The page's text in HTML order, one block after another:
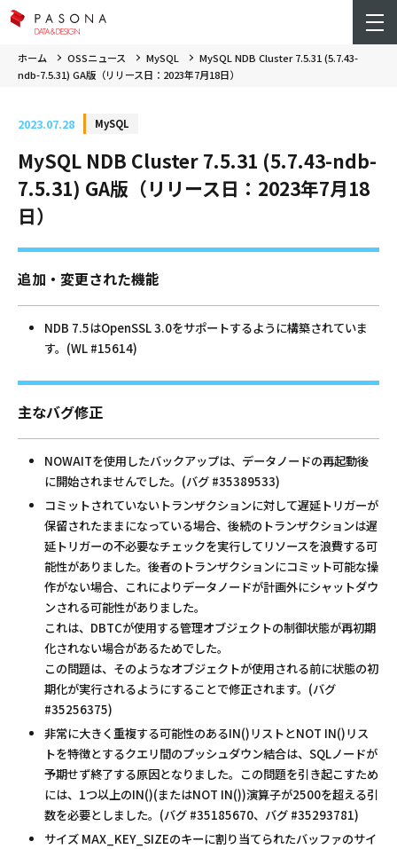
ホーム OSSニュース MySQL
MySQL NDB Cluster 7.5.31 (5.7.43-
ndb-7.5.31) GA版（リリース日：2023年7月18日）
2023.07.28 MySQL
MySQL NDB Cluster 7.5.31 (5.7.43-ndb-
7.5.31) GA版（リリース日：2023年7月18
日）
追加・変更された機能
NDB 7.5はOpenSSL 3.0をサポートするように構築されていま
す。(WL #15614)
主なバグ修正
NOWAITを使用したバックアップは、データノードの再起動後
に開始されませんでした。(バグ #35389533)
コミットされていないトランザクションに対して遅延トリガーが
保留されたままになっている場合、後続のトランザクションは遅
延トリガーの不必要なチェックを実行してリソースを浪費する可
能性がありました。後者のトランザクションにコミット可能な操
作がない場合、これによりデータノードが計画外にシャットダウ
ンされる可能性がありました。
これは、DBTCが使用する管理オブジェクトの制御状態が再初期
化されない場合があるためでした。
この問題は、そのようなオブジェクトが使用される前に状態の初
期化が実行されるようにすることで修正されます。(バグ
#35256375)
非常に大きく重複する可能性のあるIN()リストとNOT IN()リス
トを特徴とするクエリ間のプッシュダウン結合は、SQLノードが
予期せず終了する原因となりました。この問題を引き起こすため
には、1つ以上のIN()(またはNOT IN())演算子が2500を超える引
数を必要としました。(バグ #35185670、バグ #35293781)
サイズ MAX_KEY_SIZEのキーに割り当てられたバッファのサイ